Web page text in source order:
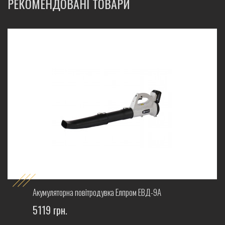
Акумуляторна повітродувка Елпром ЕВД-9А
5119 грн.